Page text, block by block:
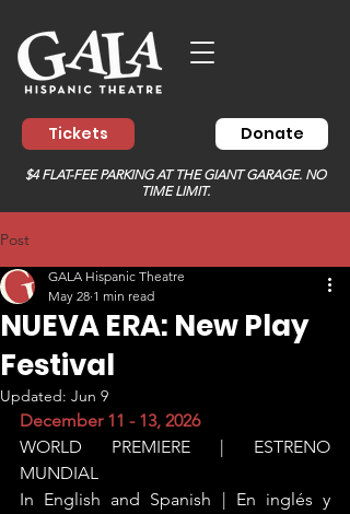
Tickets Donate
$4 FLAT-FEE PARKING AT THE GIANT GARAGE. NO
TIME LIMIT.
Post
NUEVA ERA: New Play
Festival
GALA Hispanic Theatre
May 28 1 min read
Updated: Jun 9
December 11 - 13, 2026
WORLD PREMIERE | ESTRENO
MUNDIAL
In English and Spanish | En inglés y